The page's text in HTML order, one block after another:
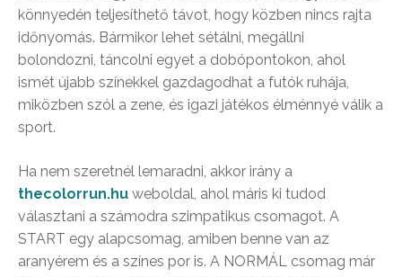
könnyedén teljesíthető távot, hogy közben nincs rajta
időnyomás. Bármikor lehet sétálni, megállni
bolondozni, táncolni egyet a dobópontokon, ahol
ismét újabb színekkel gazdagodhat a futók ruhája,
miközben szól a zene, és igazi játékos élménnyé válik a
sport.
Ha nem szeretnél lemaradni, akkor irány a
thecolorrun.hu weboldal, ahol máris ki tudod
választani a számodra szimpatikus csomagot. A
START egy alapcsomag, amiben benne van az
aranyérem és a színes por is. A NORMÁL csomag már